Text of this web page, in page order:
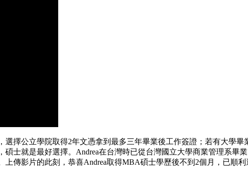
擇公立學院取得2年文憑拿到最多三年畢業後工作簽證；若有大學
士就是最好選擇。Andrea在台灣時已從台灣國立大學商業管理系畢
傳影片的此刻，恭喜Andrea取得MBA碩士學歷後不到2個月，已順